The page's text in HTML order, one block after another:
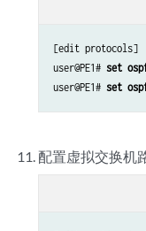
[edit protocols]
user@PE1# set
user@PE1# set
配置虚拟交换机